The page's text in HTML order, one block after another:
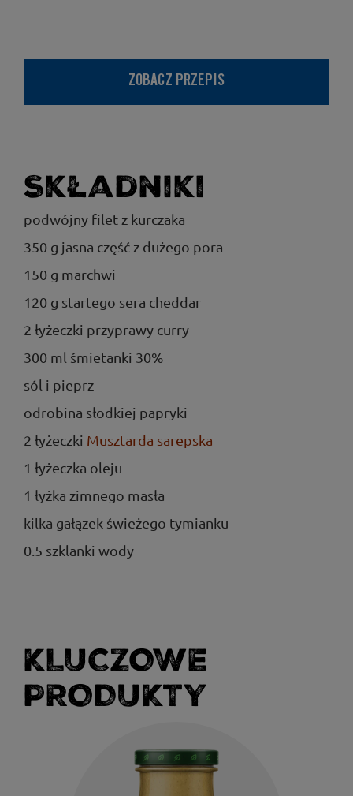
ZOBACZ PRZEPIS
Składniki
podwójny filet z kurczaka
350 g jasna część z dużego pora
150 g marchwi
120 g startego sera cheddar
2 łyżeczki przyprawy curry
300 ml śmietanki 30%
sól i pieprz
odrobina słodkiej papryki
2 łyżeczki Musztarda sarepska
1 łyżeczka oleju
1 łyżka zimnego masła
kilka gałązek świeżego tymianku
0.5 szklanki wody
KLUCZOWE
PRODUKTY